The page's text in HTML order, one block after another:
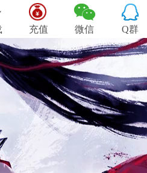
充值 微信 Q群